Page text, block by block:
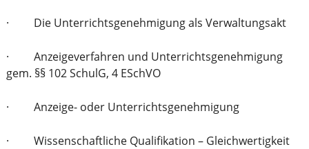
· Die Unterrichtsgenehmigung als Verwaltungsakt
· Anzeigeverfahren und Unterrichtsgenehmigung
gem. §§ 102 SchulG, 4 ESchVO
· Anzeige- oder Unterrichtsgenehmigung
· Wissenschaftliche Qualifikation – Gleichwertigkeit